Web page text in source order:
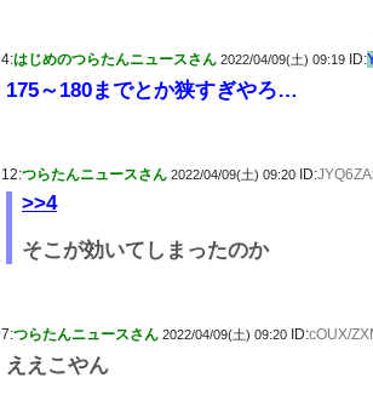
4:はじめのつらたんニュースさん 2022/04/09(土) 09:19 ID:
175～180までとか狭すぎやろ…
12:つらたんニュースさん 2022/04/09(土) 09:20 ID:
>>4
そこが効いてしまったのか
7:つらたんニュースさん 2022/04/09(土) 09:20 ID:cOUX/
ええこやん